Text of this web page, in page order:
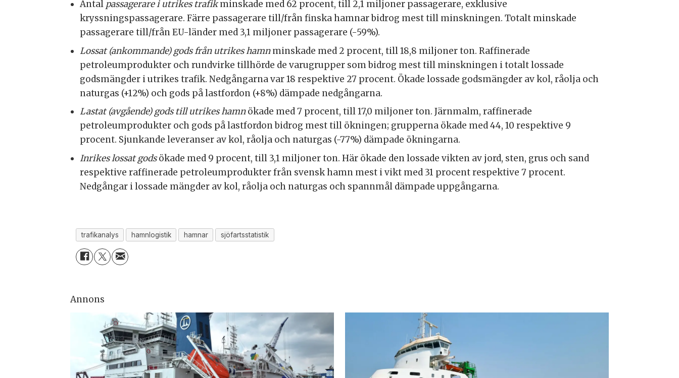
Antal passagerare i utrikes trafikminskade med 62 procent, till 2,1 miljoner passagerare, exklusive
kryssningspassagerare. Färre passagerare till/från finska hamnar bidrog mest till minskningen. Totalt minskade
passagerare till/från EU-länder med 3,1 miljoner passagerare (-59%).
Lossat (ankommande) gods från utrikes hamnminskade med 2 procent, till 18,8 miljoner ton. Raffinerade
petroleumprodukter och rundvirke tillhörde de varugrupper som bidrog mest till minskningen i totalt lossade
godsmängder i utrikes trafik. Nedgångarna var 18 respektive 27 procent. Ökade lossade godsmängder av kol, råolja och
naturgas (+12%) och gods på lastfordon (+8%) dämpade nedgångarna.
Lastat (avgående) gods till utrikes hamnökade med 7 procent, till 17,0 miljoner ton. Järnmalm, raffinerade
petroleumprodukter och gods på lastfordon bidrog mest till ökningen; grupperna ökade med 44, 10 respektive 9
procent. Sjunkande leveranser av kol, råolja och naturgas (-77%) dämpade ökningarna.
Inrikes lossat godsökade med 9 procent, till 3,1 miljoner ton. Här ökade den lossade vikten av jord, sten, grus och sand
respektive raffinerade petroleumprodukter från svensk hamn mest i vikt med 31 procent respektive 7 procent.
Nedgångar i lossade mängder av kol, råolja och naturgas och spannmål dämpade uppgångarna.
trafikanalys hamnlogistik hamnar sjöfartsstatistik
Annons